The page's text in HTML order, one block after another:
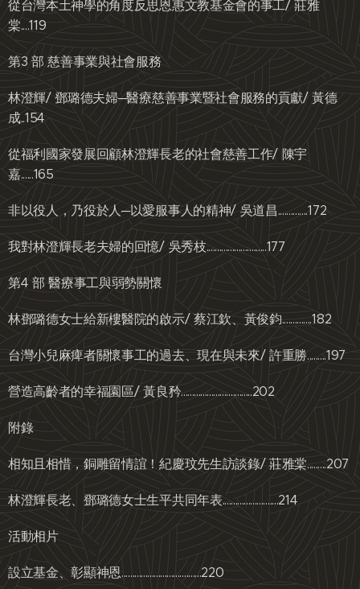
從台灣本土神學的角度反思恩惠文教基金會的事工/ 莊雅
棠....119
第3 部 慈善事業與社會服務
林澄輝/ 鄧璐德夫婦─醫療慈善事業暨社會服務的貢獻/ 黃德
成..154
從福利國家發展回顧林澄輝長老的社會慈善工作/ 陳宇
嘉......165
非以役人，乃役於人─以愛服事人的精神/ 吳道昌..............172
我對林澄輝長老夫婦的回憶/ 吳秀枝............................177
第4 部 醫療事工與弱勢關懷
林鄧璐德女士給新樓醫院的啟示/ 蔡江欽、黃俊鈞..............182
台灣小兒麻痺者關懷事工的過去、現在與未來/ 許重勝.........197
營造高齡者的幸福園區/ 黃良矜.................................202
附錄
相知且相惜，銅雕留情誼！紀慶玟先生訪談錄/ 莊雅棠.........207
林澄輝長老、鄧璐德女士生平共同年表..........................214
活動相片
設立基金、彰顯神恩.....................................220